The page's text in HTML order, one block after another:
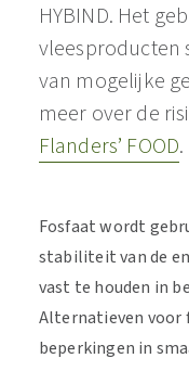
HYBIND. Het
vleesproducten
van mogelijke
meer over de
Flanders’ FOOD.
Fosfaat wordt
stabiliteit van de
vast te houden in
Alternatieven voor
beperkingen in